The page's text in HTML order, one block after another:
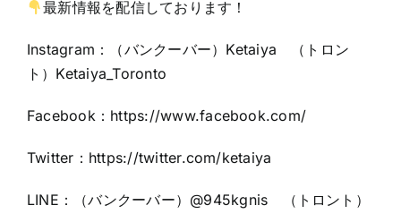
最新情報を配信しております！
Instagram：（バンクーバー）Ketaiya （トロン
ト）Ketaiya_Toronto
Facebook： https://www.facebook.com/
Twitter：https://twitter.com/ketaiya
LINE：（バンクーバー）@945kgnis （トロント）